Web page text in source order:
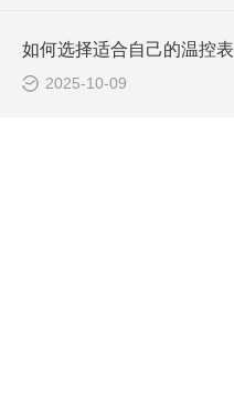
如何选择适合自己的温控表
2025-10-09